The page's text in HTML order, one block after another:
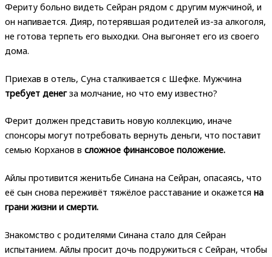
Фериту больно видеть Сейран рядом с другим мужчиной, и
он напивается. Дияр, потерявшая родителей из-за алкоголя,
не готова терпеть его выходки. Она выгоняет его из своего
дома.
Приехав в отель, Суна сталкивается с Шефке. Мужчина
требует денегза молчание, но что ему известно?
Ферит должен представить новую коллекцию, иначе
спонсоры могут потребовать вернуть деньги, что поставит
семью Корханов в сложное финансовое положение.
Айлы противится женитьбе Синана на Сейран, опасаясь, что
её сын снова переживёт тяжёлое расставание и окажется на
грани жизни и смерти.
Знакомство с родителями Синана стало для Сейран
испытанием. Айлы просит дочь подружиться с Сейран, чтобы